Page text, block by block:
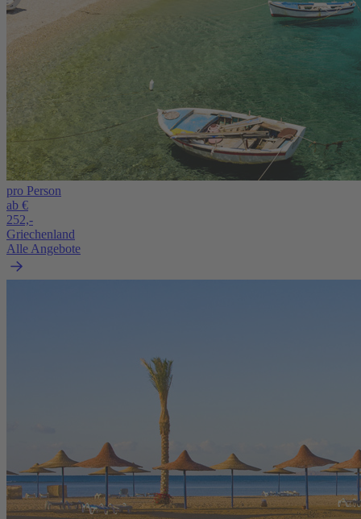
pro Person
ab €
252,-
Griechenland
Alle Angebote